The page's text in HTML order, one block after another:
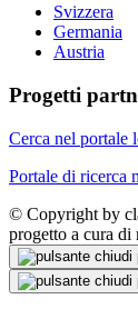
Svizzera
Germania
Austria
Progetti
Cerca nel portale
Portale di ricerca
© Copyright by
progetto a cura di